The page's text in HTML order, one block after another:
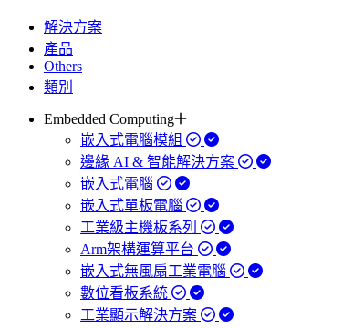
解決方案
產品
Others
類別
Embedded Computing
嵌入式電腦模組
邊緣 AI & 智能解決方案
嵌入式電腦
嵌入式單板電腦
工業級主機板系列
Arm架構運算平台
嵌入式無風扇工業電腦
數位看板系統
工業顯示解決方案